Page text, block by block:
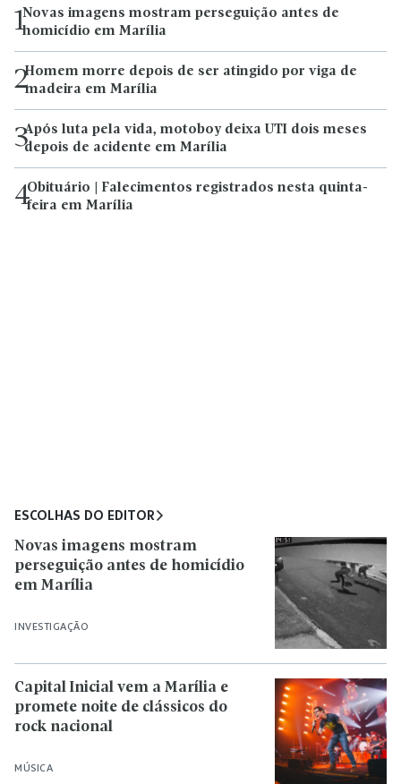
1Novas imagens mostram perseguição antes de
homicídio em Marília
2Homem morre depois de ser atingido por viga de
madeira em Marília
3Após luta pela vida, motoboy deixa UTI dois meses
depois de acidente em Marília
4Obituário | Falecimentos registrados nesta quinta-
feira em Marília
ESCOLHAS DO EDITOR
INVESTIGAÇÃO
Novas imagens mostram
perseguição antes de homicídio
em Marília
MÚSICA
Capital Inicial vem a Marília e
promete noite de clássicos do
rock nacional